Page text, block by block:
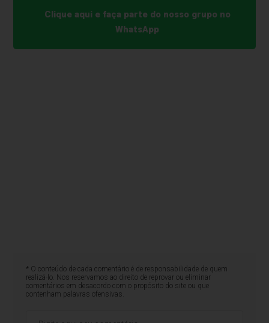
Clique aqui e faça parte do nosso grupo no
WhatsApp
* O conteúdo de cada comentário é de responsabilidade de quem
realizá-lo. Nos reservamos ao direito de reprovar ou eliminar
comentários em desacordo com o propósito do site ou que
contenham palavras ofensivas.